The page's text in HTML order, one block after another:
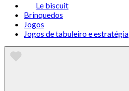
Le biscuit
Brinquedos
Jogos
Jogos de tabuleiro e estratégia